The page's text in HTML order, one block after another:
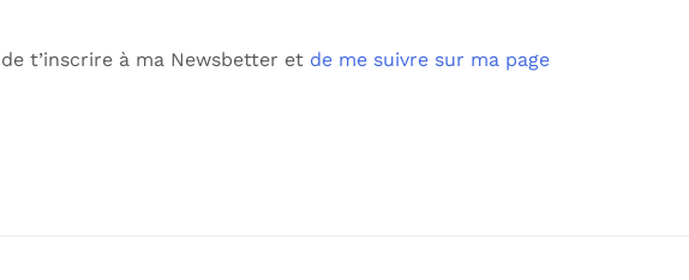
t’inscrire à ma Newsbetter et de me suivre sur ma page